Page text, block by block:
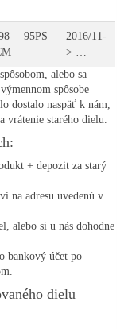
95PS
2016/11-
> …
alebo sa
spôsobe
dostalo naspäť k nám,
vrátenie starého dielu.
+ depozit za starý
na adresu uvedenú v
alebo si u nás dohodne
bankový účet po
dielu